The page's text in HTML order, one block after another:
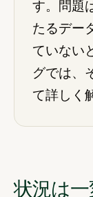
す。問題
たるデー
ていない
グでは、
て詳しく
状況は